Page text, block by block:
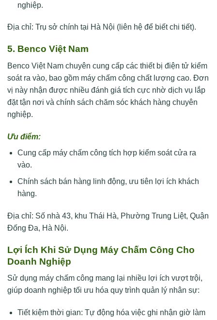
nghiệp.
Địa chỉ: Trụ sở chính tại Hà Nội (liên hệ để biết chi tiết).
5. Benco Việt Nam
Benco Việt Nam chuyên cung cấp các thiết bị điện tử kiểm
soát ra vào, bao gồm máy chấm công chất lượng cao. Đơn
vị này nhận được nhiều đánh giá tích cực nhờ dịch vụ lắp
đặt tận nơi và chính sách chăm sóc khách hàng chuyên
nghiệp.
Ưu điểm:
Cung cấp máy chấm công tích hợp kiểm soát cửa ra
vào.
Chính sách bán hàng linh động, ưu tiên lợi ích khách
hàng.
Địa chỉ: Số nhà 43, khu Thái Hà, Phường Trung Liệt, Quận
Đống Đa, Hà Nội.
Lợi Ích Khi Sử Dụng Máy Chấm Công Cho
Doanh Nghiệp
Sử dụng máy chấm công mang lại nhiều lợi ích vượt trội,
giúp doanh nghiệp tối ưu hóa quy trình quản lý nhân sự:
Tiết kiệm thời gian: Tự động hóa việc ghi nhận giờ làm